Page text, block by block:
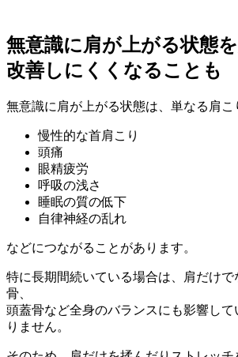
無意識に肩が上がる状態
改善しにくくなることも
無意識に肩が上がる状態は、単なる肩こ
慢性的な首肩こり
頭痛
眼精疲労
呼吸の浅さ
睡眠の質の低下
自律神経の乱れ
などにつながることがあります。
特に長期間続いている場合は、肩だけで
骨、
頭蓋骨など全身のバランスにも影響し
りません。